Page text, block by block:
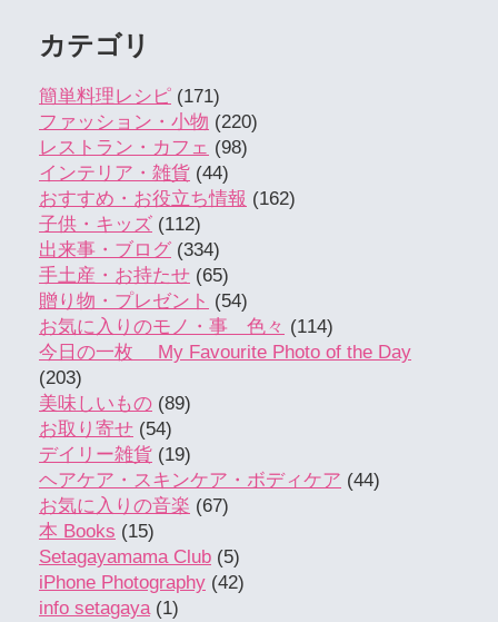
カテゴリ
簡単料理レシピ (171)
ファッション・小物 (220)
レストラン・カフェ (98)
インテリア・雑貨 (44)
おすすめ・お役立ち情報 (162)
子供・キッズ (112)
出来事・ブログ (334)
手土産・お持たせ (65)
贈り物・プレゼント (54)
お気に入りのモノ・事 色々 (114)
今日の一枚 My Favourite Photo of the Day
(203)
美味しいもの (89)
お取り寄せ (54)
デイリー雑貨 (19)
ヘアケア・スキンケア・ボディケア (44)
お気に入りの音楽 (67)
本 Books (15)
Setagayamama Club (5)
iPhone Photography (42)
info setagaya(1)